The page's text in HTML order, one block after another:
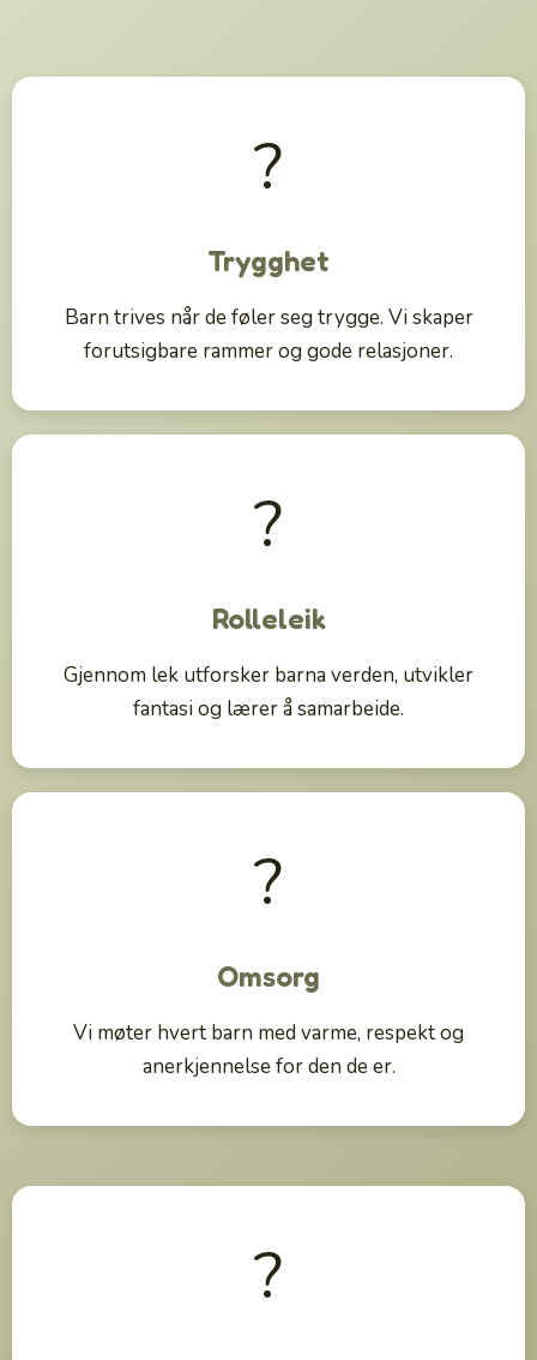
?
Trygghet
Barn trives når de føler seg trygge. Vi skaper
forutsigbare rammer og gode relasjoner.
?
Rolleleik
Gjennom lek utforsker barna verden, utvikler
fantasi og lærer å samarbeide.
?
Omsorg
Vi møter hvert barn med varme, respekt og
anerkjennelse for den de er.
?